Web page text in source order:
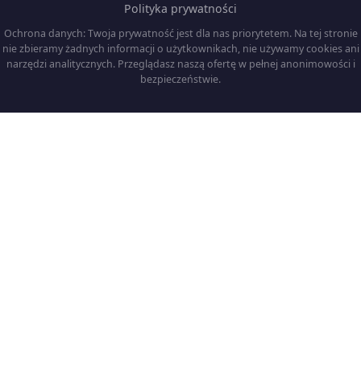
Polityka prywatności
Ochrona danych: Twoja prywatność jest dla nas priorytetem. Na tej stronie
nie zbieramy żadnych informacji o użytkownikach, nie używamy cookies ani
narzędzi analitycznych. Przeglądasz naszą ofertę w pełnej anonimowości i
bezpieczeństwie.